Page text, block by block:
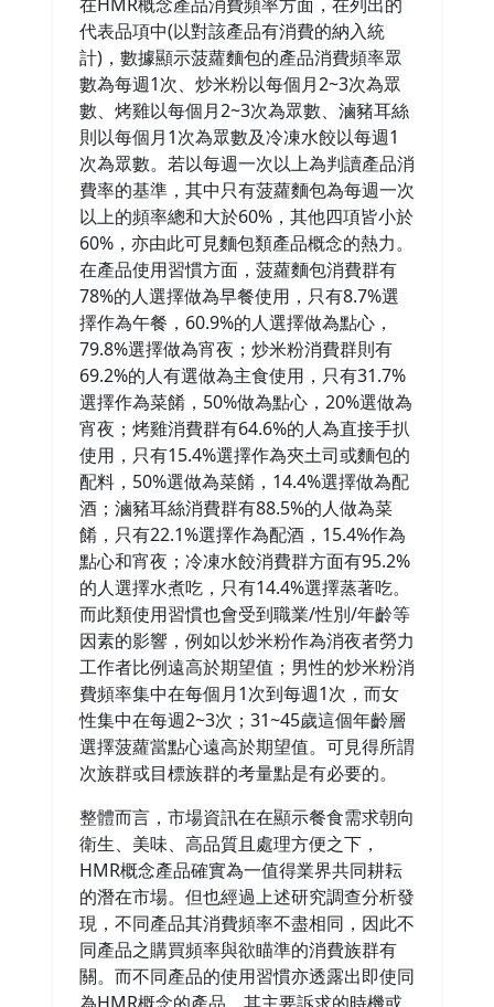
代表品項中(以對該產品有消費的納入統
計)，數據顯示菠蘿麵包的產品消費頻率眾
數為每週1次、炒米粉以每個月2~3次為眾
數、烤雞以每個月2~3次為眾數、滷豬耳絲
則以每個月1次為眾數及冷凍水餃以每週1
次為眾數。若以每週一次以上為判讀產品消
費率的基準，其中只有菠蘿麵包為每週一次
以上的頻率總和大於60%，其他四項皆小於
60%，亦由此可見麵包類產品概念的熱力。
在產品使用習慣方面，菠蘿麵包消費群有
78%的人選擇做為早餐使用，只有8.7%選
擇作為午餐，60.9%的人選擇做為點心，
79.8%選擇做為宵夜；炒米粉消費群則有
69.2%的人有選做為主食使用，只有31.7%
選擇作為菜餚，50%做為點心，20%選做為
宵夜；烤雞消費群有64.6%的人為直接手扒
使用，只有15.4%選擇作為夾土司或麵包的
配料，50%選做為菜餚，14.4%選擇做為配
酒；滷豬耳絲消費群有88.5%的人做為菜
餚，只有22.1%選擇作為配酒，15.4%作為
點心和宵夜；冷凍水餃消費群方面有95.2%
的人選擇水煮吃，只有14.4%選擇蒸著吃。
而此類使用習慣也會受到職業/性別/年齡等
因素的影響，例如以炒米粉作為消夜者勞力
工作者比例遠高於期望值；男性的炒米粉消
費頻率集中在每個月1次到每週1次，而女
性集中在每週2~3次；31~45歲這個年齡層
選擇菠蘿當點心遠高於期望值。可見得所謂
次族群或目標族群的考量點是有必要的。
整體而言，市場資訊在在顯示餐食需求朝向
衛生、美味、高品質且處理方便之下，
HMR概念產品確實為一值得業界共同耕耘
的潛在市場。但也經過上述研究調查分析發
現，不同產品其消費頻率不盡相同，因此不
同產品之購買頻率與欲瞄準的消費族群有
關。而不同產品的使用習慣亦透露出即使同